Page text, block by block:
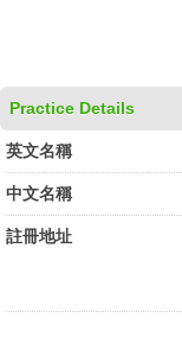
Practice Details
英文名稱
中文名稱
註冊地址